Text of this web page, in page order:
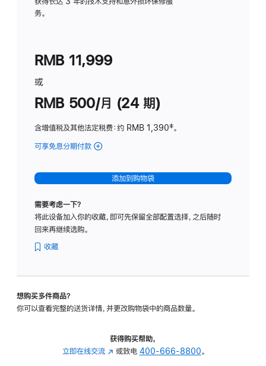
务。
RMB 11,999
或
RMB 500/月 (24 期)
含增值税及其他法定税费：约 RMB 1,390脚
‡。
可享免息分期付款 (Studio
-
标
璃
转
的
添加到购物袋
需要考虑一下？
将此设备加入你的收藏，即可先保留全部配置选择，之后随时
回来再继续选购。
收藏
想购买多件商品？
你可以查看完整的送货详情，并更改购物袋中的商品数量。
获得购买帮助，
立即在线交流 (在 或致电 400-666-8800。